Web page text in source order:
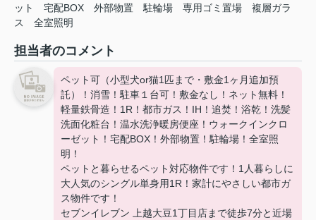
ット
宅配BOX 外部物置 駐輪場 専用ゴミ置場
複層ガラ
ス
全室照明
担当者のコメント
ペット可（小型犬or猫1匹まで・敷金1ヶ月追加預
託）！消雪！駐車１台可！敷金なし！ネット無料！
軽量鉄骨造！1R！都市ガス！IH！追焚！浴乾！洗髪
洗面化粧台！温⽔洗浄暖房便座！ウォークインクロ
ーゼット！宅配BOX！外部物置！駐輪場！全室照
明！
ペットと暮らせるペット対応物件です！1人暮らしに
大人気のシングル単身用1R！家計にやさしい都市ガ
ス物件です！
セブンイレブン 上越大豆1丁目店まで徒歩7分と近場